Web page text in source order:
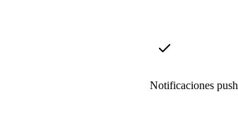
Notificaciones push